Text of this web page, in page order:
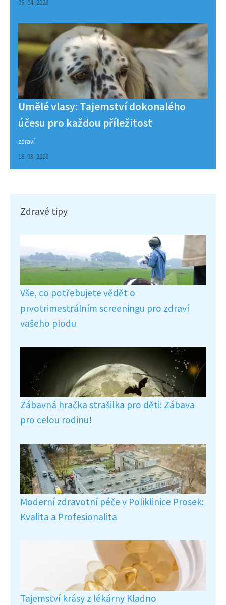
06. 04. 2026
Umělé vlasy: Tajemství dokonalého
účesu pro každou příležitost
zdraví
18. 03. 2026
Zdravé tipy
Vše, co potřebujete vědět o
prvotrimestrálním screeningu pro zdraví
vašeho plodu
Zábavná hračka strašilka pro děti: Zábava
pro celou rodinu!
Moderní zdravotní péče v Poliklinice Prosek:
Kvalita a Profesionalita
Tajemství krásy z lékárny Kladno